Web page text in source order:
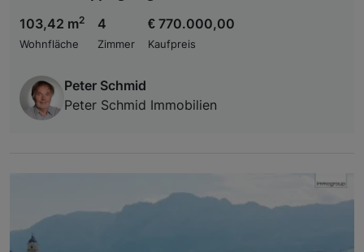
103,42 m2
Wohnfläche
4
Zimmer
€ 770.000,00
Kaufpreis
Peter Schmid
Peter Schmid Immobilien